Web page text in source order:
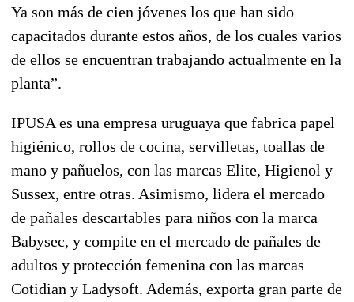
Ya son más de cien jóvenes los que han sido
capacitados durante estos años, de los cuales varios
de ellos se encuentran trabajando actualmente en la
planta”.
IPUSA es una empresa uruguaya que fabrica papel
higiénico, rollos de cocina, servilletas, toallas de
mano y pañuelos, con las marcas Elite, Higienol y
Sussex, entre otras. Asimismo, lidera el mercado
de pañales descartables para niños con la marca
Babysec, y compite en el mercado de pañales de
adultos y protección femenina con las marcas
Cotidian y Ladysoft. Además, exporta gran parte de